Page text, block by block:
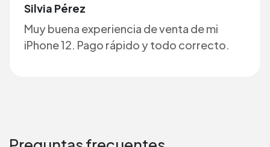
Silvia Pérez
Muy buena experiencia de venta de mi
iPhone 12. Pago rápido y todo correcto.